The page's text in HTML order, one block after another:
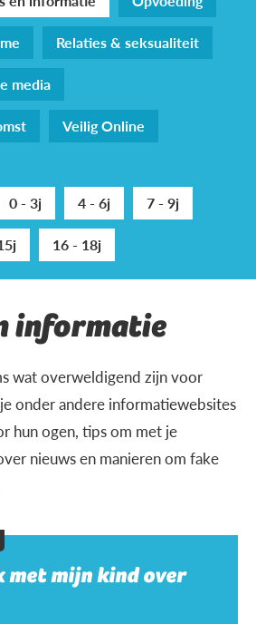
Relaties & seksualiteit
media
Veilig Online
0 - 3j 4 - 6j
7 - 9j
16 - 18j
informatie
wat overweldigend zijn voor
onder andere informatiewebsites
hun ogen, tips om met je
nieuws en manieren om fake
met mijn kind over